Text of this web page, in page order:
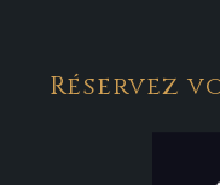
Réservez